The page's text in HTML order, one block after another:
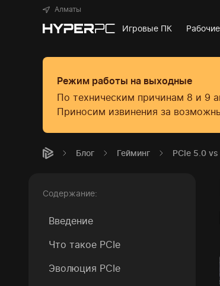
Алматы
Игровые ПК
Режим работы на выходные
По техническим причинам 8 и 9
Приносим извинения за
Блог Гейминг PCIe 5.0 vs
Содержание:
Введение
Что такое PCIe
Эволюция PCIe